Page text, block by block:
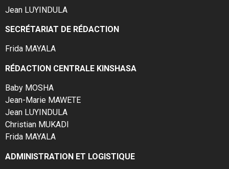
Jean LUYINDULA
SECRÉTARIAT DE RÉDACTION
Frida MAYALA
RÉDACTION CENTRALE KINSHASA
Baby MOSHA
Jean-Marie MAWETE
Jean LUYINDULA
Christian MUKADI
Frida MAYALA
ADMINISTRATION ET LOGISTIQUE